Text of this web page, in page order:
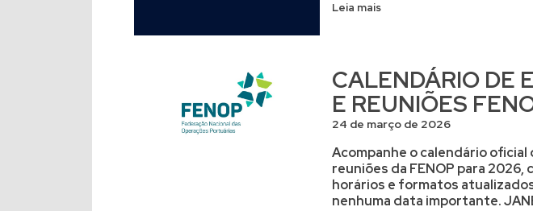
Leia mais
CALENDÁRIO DE
E REUNIÕES
24 de março de 2026
Acompanhe o calendário oficial
reuniões da FENOP para 2026,
horários e formatos
nenhuma data importante.